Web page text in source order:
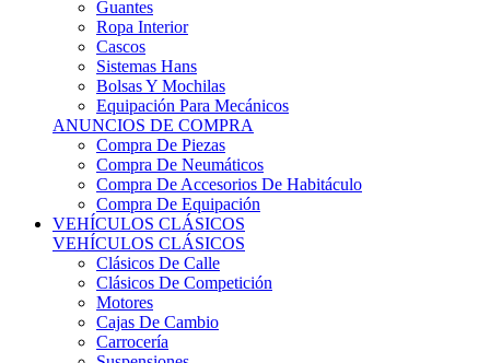
Cascos
Sistemas Hans
Bolsas Y Mochilas
Equipación Para Mecánicos
ANUNCIOS DE COMPRA
Compra De Piezas
Compra De Neumáticos
Compra De Accesorios De Habitáculo
Compra De Equipación
VEHÍCULOS CLÁSICOS
VEHÍCULOS CLÁSICOS
Clásicos De Calle
Clásicos De Competición
Motores
Cajas De Cambio
Carrocería
Suspensiones
Habitáculo